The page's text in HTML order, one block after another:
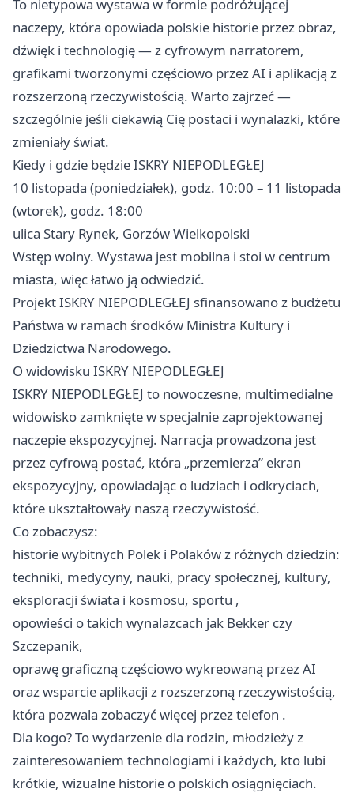
To nietypowa wystawa w formie podróżującej
naczepy, która opowiada polskie historie przez obraz,
dźwięk i technologię — z cyfrowym narratorem,
grafikami tworzonymi częściowo przez AI i aplikacją z
rozszerzoną rzeczywistością. Warto zajrzeć —
szczególnie jeśli ciekawią Cię postaci i wynalazki, które
zmieniały świat.
Kiedy i gdzie będzie ISKRY NIEPODLEGŁEJ
10 listopada (poniedziałek), godz. 10:00 – 11 listopada
(wtorek), godz. 18:00
ulica Stary Rynek, Gorzów Wielkopolski
Wstęp wolny. Wystawa jest mobilna i stoi w centrum
miasta, więc łatwo ją odwiedzić.
Projekt ISKRY NIEPODLEGŁEJ sfinansowano z budżetu
Państwa w ramach środków Ministra Kultury i
Dziedzictwa Narodowego.
O widowisku ISKRY NIEPODLEGŁEJ
ISKRY NIEPODLEGŁEJ to nowoczesne, multimedialne
widowisko zamknięte w specjalnie zaprojektowanej
naczepie ekspozycyjnej. Narracja prowadzona jest
przez cyfrową postać, która „przemierza” ekran
ekspozycyjny, opowiadając o ludziach i odkryciach,
które ukształtowały naszą rzeczywistość.
Co zobaczysz:
historie wybitnych Polek i Polaków z różnych dziedzin:
techniki, medycyny, nauki, pracy społecznej, kultury,
eksploracji świata i kosmosu, sportu ‍‍,
opowieści o takich wynalazcach jak Bekker czy
Szczepanik,
oprawę graficzną częściowo wykreowaną przez AI
oraz wsparcie aplikacji z rozszerzoną rzeczywistością,
która pozwala zobaczyć więcej przez telefon .
Dla kogo? To wydarzenie dla rodzin, młodzieży z
zainteresowaniem technologiami i każdych, kto lubi
krótkie, wizualne historie o polskich osiągnięciach.